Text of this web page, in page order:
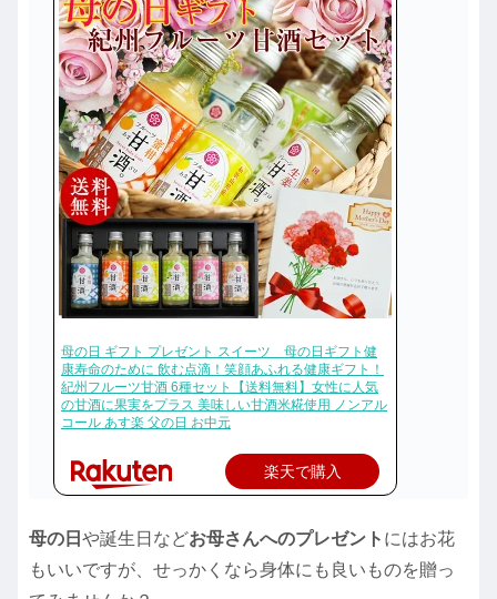
母の日 ギフト プレゼント スイーツ 母の日ギフト健
康寿命のために 飲む点滴！笑顔あふれる健康ギフト！
紀州フルーツ甘酒 6種セット【送料無料】女性に人気
の甘酒に果実をプラス 美味しい甘酒米糀使用 ノンアル
コール あす楽 父の日 お中元
楽天で購入
母の日 や誕生日などお母さんへのプレゼント にはお花
もいいですが、せっかくなら身体にも良いものを贈っ